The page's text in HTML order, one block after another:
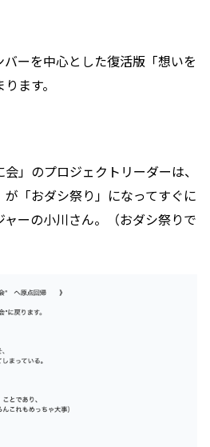
ーを中心とした復活版「想いを
ます。
」のプロジェクトリーダーは、
「おダシ祭り」になってすぐに
ーの小川さん。（おダシ祭りで